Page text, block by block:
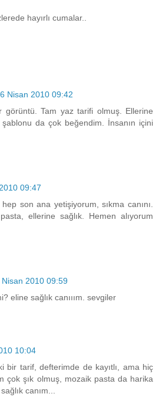
hayırlı cumalar..
Nisan 2010 09:42
görüntü. Tam yaz tarifi olmuş. Ellerine
şablonu da çok beğendim. İnsanın içini
09:47
son ana yetişiyorum, sıkma canını.
ellerine sağlık. Hemen alıyorum
Nisan 2010 09:59
eline sağlık canııım. sevgiler
10:04
bir tarif, defterimde de kayıtlı, ama hiç
çok şık olmuş, mozaik pasta da harika
canım...